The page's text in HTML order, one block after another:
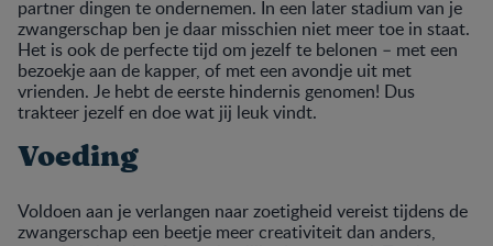
partner dingen te ondernemen. In een later stadium van je
zwangerschap ben je daar misschien niet meer toe in staat.
Het is ook de perfecte tijd om jezelf te belonen – met een
bezoekje aan de kapper, of met een avondje uit met
vrienden. Je hebt de eerste hindernis genomen! Dus
trakteer jezelf en doe wat jij leuk vindt.
Voeding
Voldoen aan je verlangen naar zoetigheid vereist tijdens de
zwangerschap een beetje meer creativiteit dan anders,